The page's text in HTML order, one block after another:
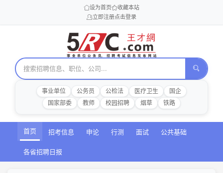
设为首页
收藏本站
立即注册点击登录
事业单位 公务员 公检法 医疗卫生
国企
国家部委
教师 校园招聘 烟草 铁路
首页 招考信息 申论 行测 面试 公共基础
各省招聘日报